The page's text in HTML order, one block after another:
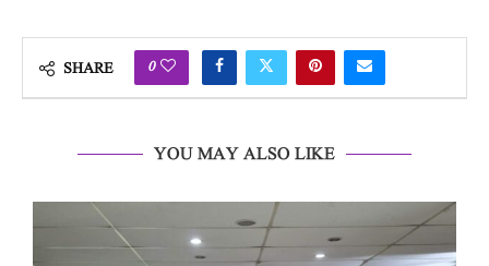
SHARE 0
YOU MAY ALSO LIKE